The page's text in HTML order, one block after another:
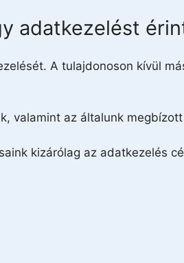
adatkezelést
A tulajdonoson kívül
valamint az általunk
kizárólag az adatkezelés